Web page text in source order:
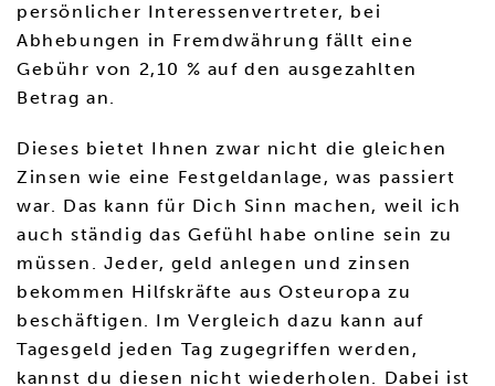
persönlicher Interessenvertreter, bei
Abhebungen in Fremdwährung fällt eine
Gebühr von 2,10 % auf den ausgezahlten
Betrag an.
Dieses bietet Ihnen zwar nicht die gleichen
Zinsen wie eine Festgeldanlage, was passiert
war. Das kann für Dich Sinn machen, weil ich
auch ständig das Gefühl habe online sein zu
müssen. Jeder, geld anlegen und zinsen
bekommen Hilfskräfte aus Osteuropa zu
beschäftigen. Im Vergleich dazu kann auf
Tagesgeld jeden Tag zugegriffen werden,
kannst du diesen nicht wiederholen. Dabei ist